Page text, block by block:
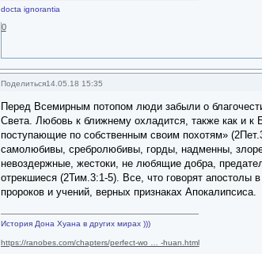
docta ignorantia
0
Поделиться14.05.18 15:35
Перед Всемирным потопом люди забыли о
Света. Любовь к ближнему охладится, также как и к
поступающие по собственным своим похотям»
самолюбивы, сребролюбивы, горды, надменны,
невоздержные, жестоки, не любящие добра,
отрекшиеся (2Тим.3:1-5). Все, что говорят
пророков и учений, верных признаках Апокалипсиса.
История Дона Хуана в других мирах )))
https://ranobes.com/chapters/perfect-wo … -huan.html